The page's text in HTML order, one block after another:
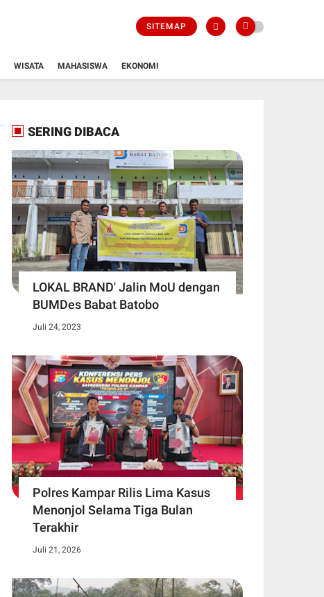
SITEMAP
WISATA MAHASISWA EKONOMI
SERING DIBACA
LOKAL BRAND' Jalin MoU dengan
BUMDes Babat Batobo
Juli 24, 2023
Polres Kampar Rilis Lima Kasus
Menonjol Selama Tiga Bulan
Terakhir
Juli 21, 2026